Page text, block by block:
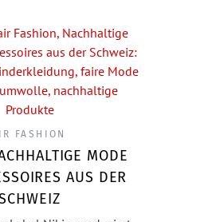
FASHION
MODE
AUS DER